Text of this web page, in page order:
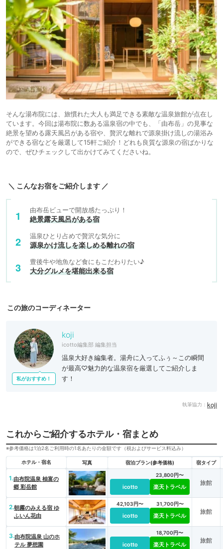
そんな湯布院には、旅慣れた大人も満足できる素敵な温泉旅館が点在し
ています。今回は湯布院に数ある温泉宿の中でも、「由布岳」の見事な
絶景を望める露天風呂がある宿や、贅沢な離れで源泉掛け流しの湯浴み
ができる宿などを厳選して15軒ご紹介！どれも良質な源泉の宿ばかりな
ので、ぜひチェックして出かけてみてくださいね。
＼ こんなお宿をご紹介します ／
由布岳ビューで開放感たっぷり！
絶景露天風呂がある宿
温泉ひとり占めで贅沢な気分に
源泉かけ流しを楽しめる離れの宿
豊後牛や地魚など食にもこだわりたい♪
大分グルメを堪能出来る宿
この旅のコーディネーター
私がおすすめ！
koji
icotto編集部 編集担当
温泉大好き編集者。湯舟に入ってふぅ～この瞬間
が最高♡魅力的な温泉宿を厳選してご紹介しま
す！
執筆協力： koji
これからご紹介するホテル・宿まとめ
※参考価格は1泊2名ご利用時の1名あたりの金額です（税およびサービス料込み）
ホテル・宿名 写真 宿泊プラン(参考価格) 宿タイプ
1.由布院温泉 柚富の
郷 彩岳館
icotto
23,800円〜
楽天トラベル
旅館
2.朝霧のみえる宿 ゆ
ふいん花由
42,103円〜
icotto
31,700円〜
楽天トラベル
旅館
3.由布院温泉 山のホ
テル 夢想園
icotto
18,700円〜
楽天トラベル
旅館